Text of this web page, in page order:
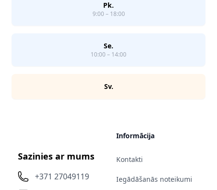
Pk.
9:00 – 18:00
Se.
10:00 – 14:00
Sv.
Sazinies ar mums
+371 27049119
Informācija
Kontakti
Iegādāšanās noteikumi